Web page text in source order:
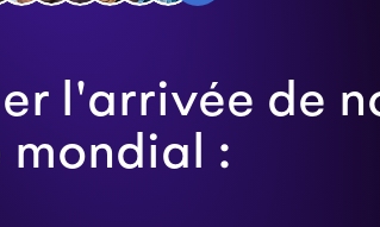
l'arrivée de
mondial :